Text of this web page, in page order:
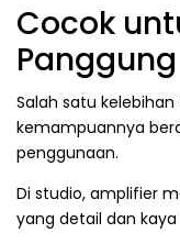
Cocok
Salah satu
kemampuannya
penggunaan.
Di studio, amplifier
yang detail dan